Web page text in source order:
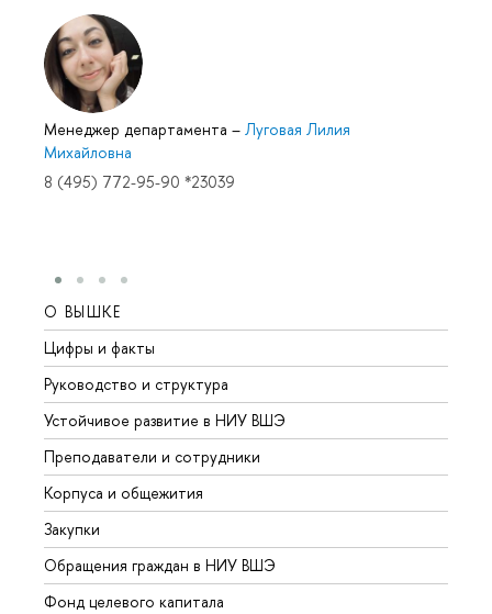
Менеджер департамента – Луговая Лилия
Михайловна
8 (495) 772-95-90 *23039
О ВЫШКЕ
Цифры и факты
Руководство и структура
Устойчивое развитие в НИУ ВШЭ
Преподаватели и сотрудники
Корпуса и общежития
Закупки
Обращения граждан в НИУ ВШЭ
Фонд целевого капитала